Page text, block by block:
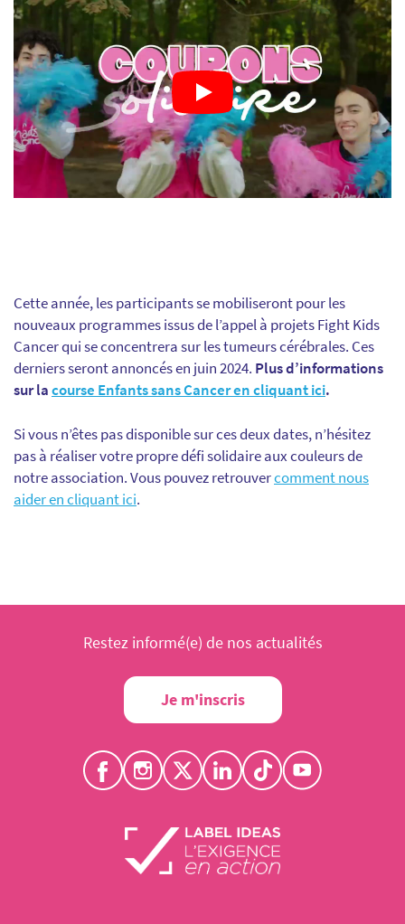
Cette année, les participants se mobiliseront pour les
nouveaux programmes issus de l’appel à projets Fight Kids
Cancer qui se concentrera sur les tumeurs cérébrales. Ces
derniers seront annoncés en juin 2024. Plus d’informations
sur lacourse Enfants sans Cancer en cliquant ici.
Si vous n’êtes pas disponible sur ces deux dates, n’hésitez
pas à réaliser votre propre défi solidaire aux couleurs de
notre association. Vous pouvez retrouvercomment nous
aider en cliquant ici.
Restez informé(e) de nos actualités
Je m'inscris